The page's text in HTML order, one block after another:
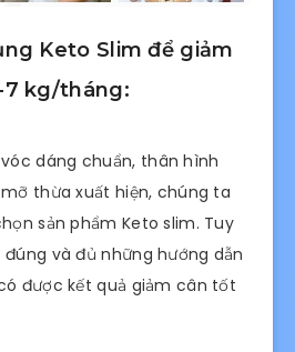
Keto Slim để giảm
7 kg/tháng:
dáng chuẩn, thân hình
thừa xuất hiện, chúng ta
sản phẩm Keto slim. Tuy
và đủ những hướng dẫn
được kết quả giảm cân tốt